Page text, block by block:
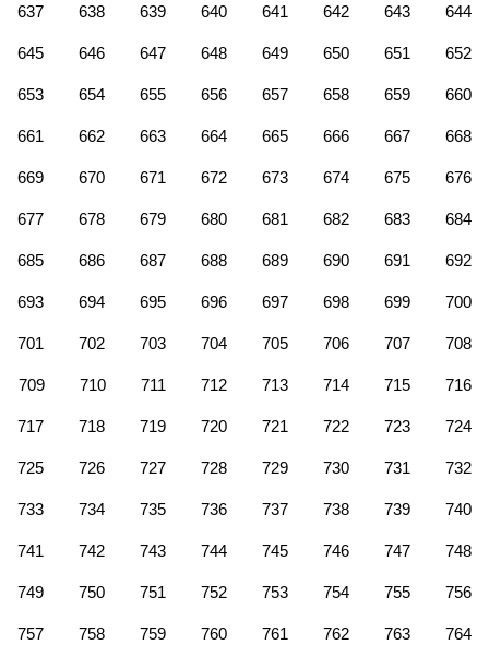
637 638 639 640 641 642 643 644
645 646 647 648 649 650 651 652
653 654 655 656 657 658 659 660
661 662 663 664 665 666 667 668
669 670 671 672 673 674 675 676
677 678 679 680 681 682 683 684
685 686 687 688 689 690 691 692
693 694 695 696 697 698 699 700
701 702 703 704 705 706 707 708
709 710 711 712 713 714 715 716
717 718 719 720 721 722 723 724
725 726 727 728 729 730 731 732
733 734 735 736 737 738 739 740
741 742 743 744 745 746 747 748
749 750 751 752 753 754 755 756
757 758 759 760 761 762 763 764